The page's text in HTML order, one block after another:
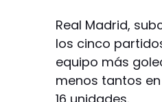
Real Madrid,
los cinco
equipo más
menos tantos
16 unidades.